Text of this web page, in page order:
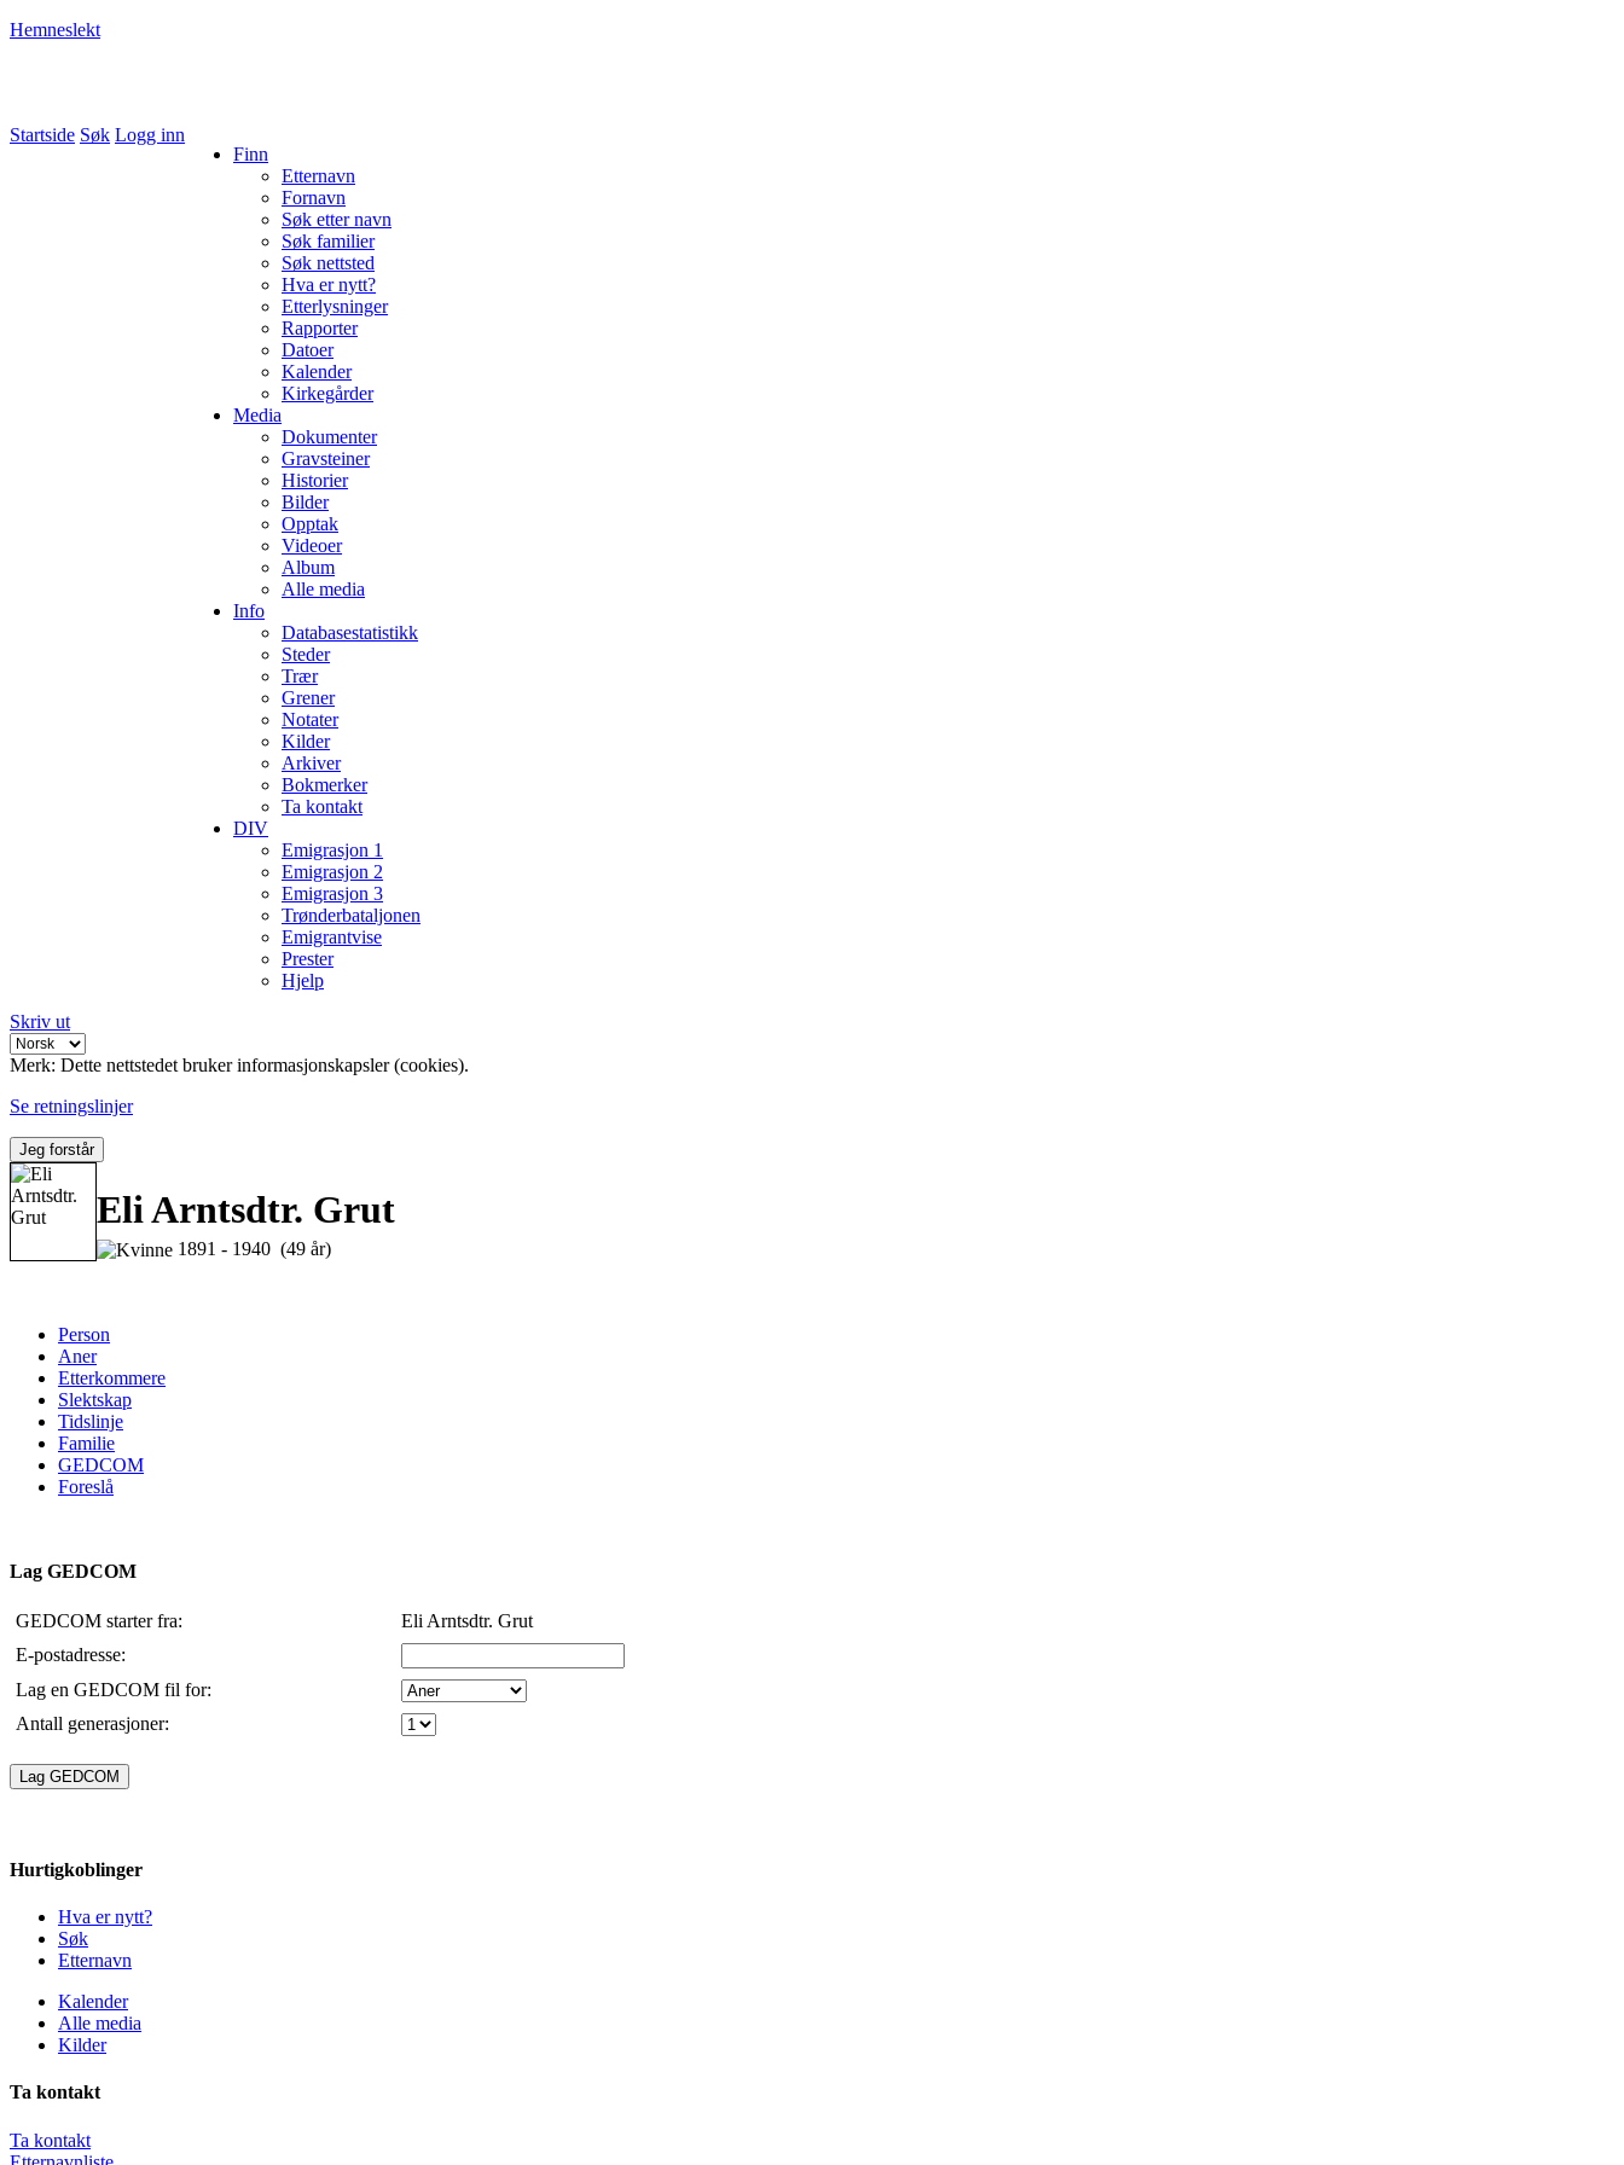
Hemneslekt
Startside Søk Logg inn
Finn
Etternavn
Fornavn
Søk etter navn
Søk familier
Søk nettsted
Hva er nytt?
Etterlysninger
Rapporter
Datoer
Kalender
Kirkegårder
Media
Dokumenter
Gravsteiner
Historier
Bilder
Opptak
Videoer
Album
Alle media
Info
Databasestatistikk
Steder
Trær
Grener
Notater
Kilder
Arkiver
Bokmerker
Ta kontakt
DIV
Emigrasjon 1
Emigrasjon 2
Emigrasjon 3
Trønderbataljonen
Emigrantvise
Prester
Hjelp
Skriv ut
Merk: Dette nettstedet bruker informasjonskapsler (cookies).
Se retningslinjer
Jeg forstår
Eli Arntsdtr. Grut
1891 - 1940 (49 år)
Person
Aner
Etterkommere
Slektskap
Tidslinje
Familie
GEDCOM
Foreslå
Lag GEDCOM
GEDCOM starter fra:
Eli Arntsdtr. Grut
E-postadresse:
Lag en GEDCOM fil for:
Antall generasjoner:
Hurtigkoblinger
Hva er nytt?
Søk
Etternavn
Kalender
Alle media
Kilder
Ta kontakt
Ta kontakt